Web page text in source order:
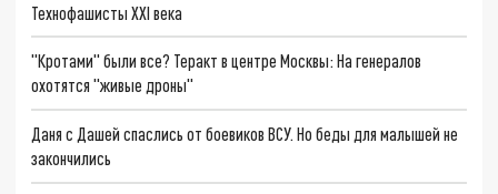
Технофашисты XXI века
"Кротами" были все? Теракт в центре Москвы: На генералов
охотятся "живые дроны"
Даня с Дашей спаслись от боевиков ВСУ. Но беды для малышей не
закончились